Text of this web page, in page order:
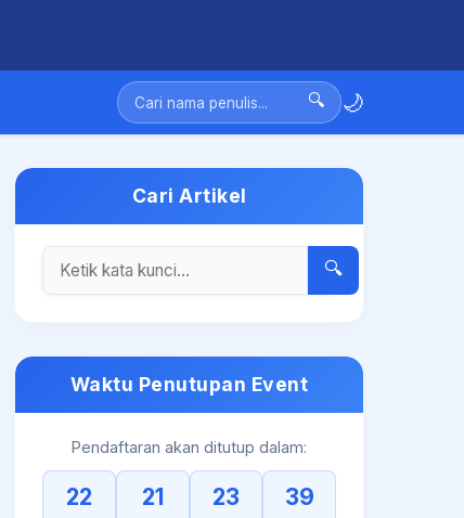
🔍 🌙
Cari Artikel
🔍
Waktu Penutupan Event
Pendaftaran akan ditutup dalam:
22 21 23 38